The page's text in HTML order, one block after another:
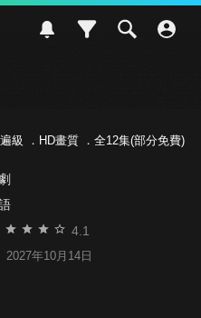
級 ．HD畫質 ．全12集(部分免費)
4.1
2027年10月14日